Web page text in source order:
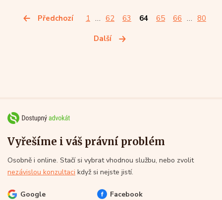
Předchozí 1 … 62 63 64 65 66 … 80
Další
Vyřešíme i váš právní problém
Osobně i online. Stačí si vybrat vhodnou službu, nebo zvolit
nezávislou konzultaci když si nejste jistí.
Google Facebook